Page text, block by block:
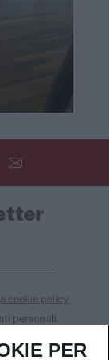
cookie policy
personali.
PER